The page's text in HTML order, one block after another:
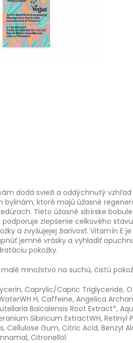
dodá svieži a oddýchnutý
bylinám, ktoré majú úžasné
Tieto úžasné sibírske
zlepšenie celkového
a zvyšujejej žiarivosť. Vitamín
jemné vrásky a vyhladiť
pokožky.
množstvo na suchú, čistú
Caprylic/Capric Triglyceride,
H, Caffeine, Angelica
Baicalensis Root Extract*,
Sibiricum ExtractWH,
Cellulose Gum, Citric Acid, Benzyl
Citronellol.